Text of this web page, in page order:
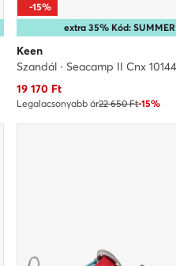
extra 35% Kód: SUMMER
-15%
Keen
Aktuális ár
19 170 Ft
Legalacsonyabb ár22 650 Ft-15%